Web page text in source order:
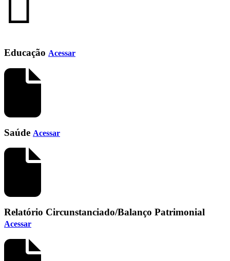
Educação Acessar
Saúde Acessar
Relatório Circunstanciado/Balanço Patrimonial
Acessar